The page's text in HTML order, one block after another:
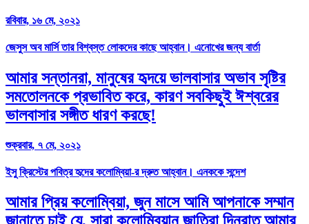
রবিবার, ১৬ মে, ২০২১
জেসুস অব মার্সি তার বিশ্বস্ত লোকদের কাছে আহ্বান। এনোখের জন্য বার্তা
আমার সন্তানরা, মানুষের হৃদয়ে ভালবাসার অভাব সৃষ্টির
সমতোলনকে প্রভাবিত করে, কারণ সবকিছুই ঈশ্বরের
ভালবাসার সঙ্গীত ধারণ করছে!
শুক্রবার, ৭ মে, ২০২১
ইসু ক্রিস্টের পবিত্র হৃদের কলোম্বিয়া-র দ্রুত আহ্বান। এনককে সন্দেশ
আমার প্রিয় কলোম্বিয়া, জুন মাসে আমি আপনাকে সম্মান